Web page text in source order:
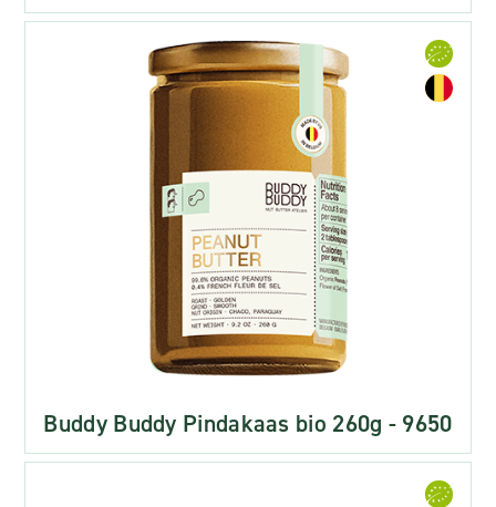
Buddy Buddy Pindakaas bio 260g - 9650